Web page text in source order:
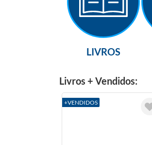
LIVROS
Livros + Vendidos:
+VENDIDOS